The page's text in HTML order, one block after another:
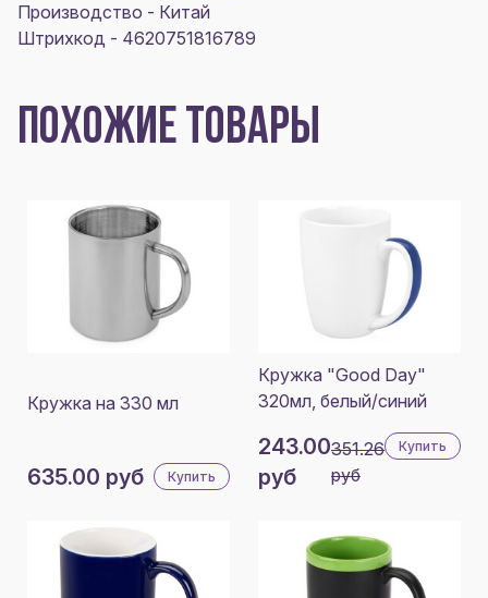
Производство - Китай
Штрихкод - 4620751816789
ПОХОЖИЕ ТОВАРЫ
Кружка на 330 мл
635.00 руб Купить
Кружка "Good Day"
320мл, белый/синий
243.00
руб
351.26
руб
Купить